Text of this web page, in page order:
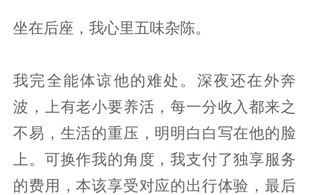
坐在后座，我心里五味杂陈。
我完全能体谅他的难处。深夜还在外奔
波，上有老小要养活，每一分收入都来之
不易，生活的重压，明明白白写在他的脸
上。可换作我的角度，我支付了独享服务
的费用，本该享受对应的出行体验，最后